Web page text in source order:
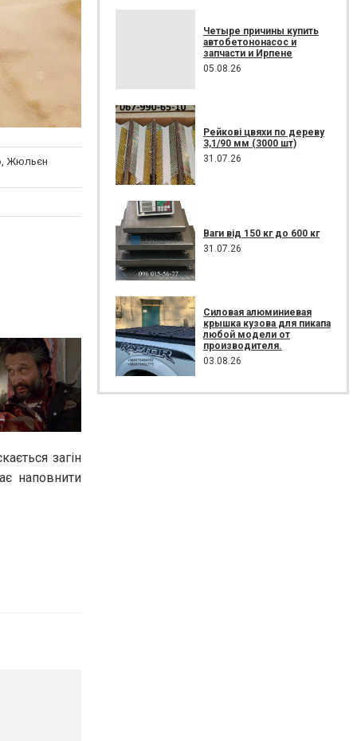
Жюльєн
загін
наповнити
Четыре причины купить
автобетононасос и
запчасти и Ирпене
05.08.26
Рейкові цвяхи по дереву
3,1/90 мм (3000 шт)
31.07.26
Ваги від 150 кг до 600 кг
31.07.26
Силовая алюминиевая
крышка кузова для пикапа
любой модели от
производителя.
03.08.26